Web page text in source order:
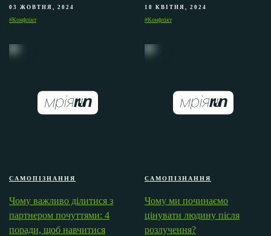
03 ЖОВТНЯ, 2024
#Конфлікт
18 КВІТНЯ, 2024
#Конфлікт
САМОПІЗНАННЯ
Чому важливо ділитися з
партнером почуттями: 4
поради, щоб навчитися
САМОПІЗНАННЯ
Чому ми починаємо
цінувати людину після
розлучення?